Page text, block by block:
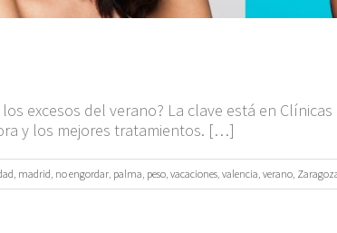
excesos del verano? La clave está en
y los mejores tratamientos. […]
, madrid, no engordar, palma, peso, vacaciones, valencia, verano,